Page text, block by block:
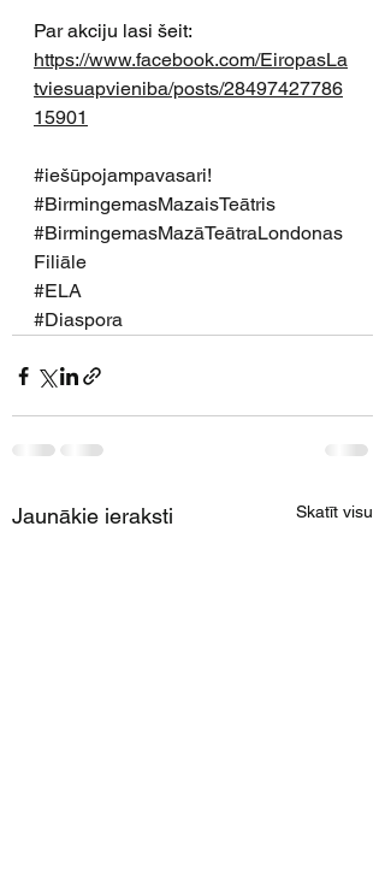
Par akciju lasi šeit:
https://www.facebook.com/EiropasLa
tviesuapvieniba/posts/28497427786
15901
#iešūpojampavasari!
#BirmingemasMazaisTeātris
#BirmingemasMazāTeātraLondonas
Filiāle
#ELA
#Diaspora
Jaunākie ieraksti Skatīt visu